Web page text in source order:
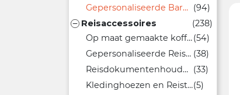
Gepersonaliseerde Barbecues voor Bedrijfsevenementen (94)
 Reisaccessoires
(238)
Op maat gemaakte kofferlabels(54)
Gepersonaliseerde Reiskussens (38)
Reisdokumentenhouders en gepersonaliseerde paspoorthoezen (33)
Kledinghoezen en Reistoilettassen(5)